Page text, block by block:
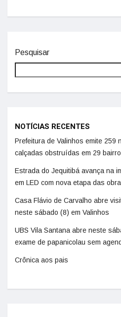
Pesquisar
NOTÍCIAS RECENTES
Prefeitura de Valinhos emite 259
calçadas obstruídas em 29
Estrada do Jequitibá avança na
em LED com nova etapa das
Casa Flávio de Carvalho abre
neste sábado (8) em Valinhos
UBS Vila Santana abre neste
exame de papanicolau sem
Crônica aos pais